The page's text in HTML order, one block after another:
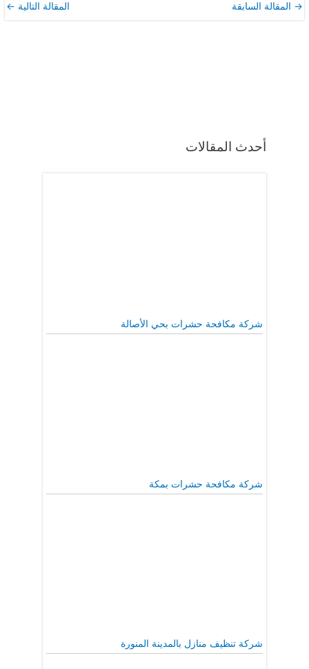
أحدث المقالات
شركة مكافحة حشرات بحي الأصالة
شركة مكافحة حشرات بمكة
شركة تنظيف منازل بالمدينة المنورة
→ المقالة السابقة المقالة التالية ←